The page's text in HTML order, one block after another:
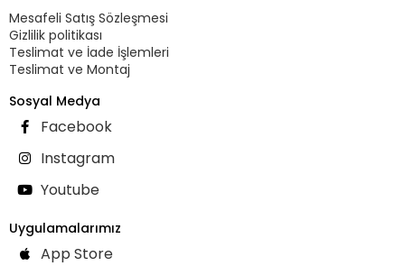
Mesafeli Satış Sözleşmesi
Gizlilik politikası
Teslimat ve İade İşlemleri
Teslimat ve Montaj
Sosyal Medya
Facebook
Instagram
Youtube
Uygulamalarımız
App Store